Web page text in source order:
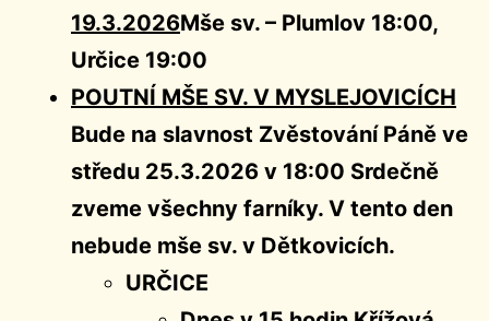
19.3.2026Mše sv. – Plumlov 18:00,
Určice 19:00
POUTNÍ MŠE SV. V MYSLEJOVICÍCH
Bude na slavnost Zvěstování Páně ve
středu 25.3.2026 v 18:00 Srdečně
zveme všechny farníky. V tento den
nebude mše sv. v Dětkovicích.
URČICE